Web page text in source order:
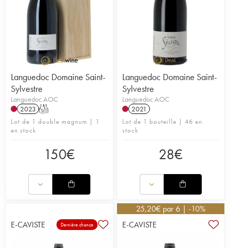
Languedoc Domaine Saint-
Sylvestre
Languedoc AOC
2023 T
Lot de 1 double magnum | 1
en stock
150€
Languedoc Domaine Saint-
Sylvestre
Languedoc AOC
2021
Lot de 1 bouteille | 46 en
stock
28€
E-CAVISTE Dernière chance
25,20€ par 6 | -10%
E-CAVISTE